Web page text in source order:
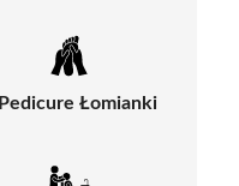
Pedicure Łomianki